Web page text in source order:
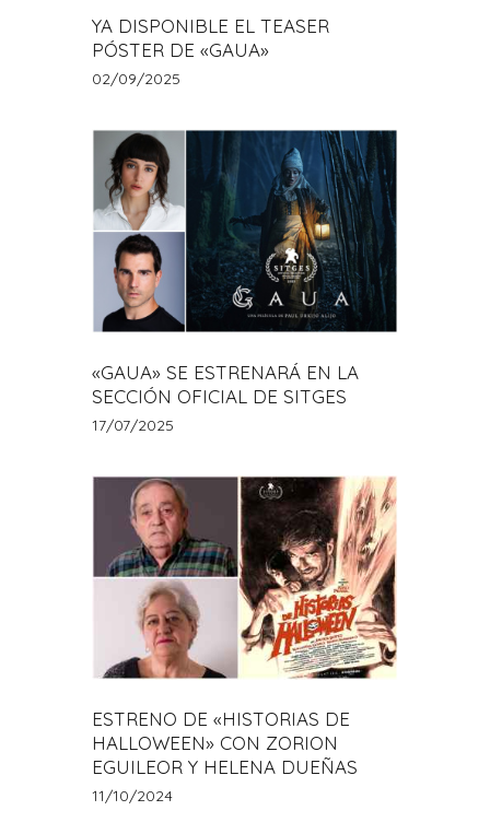
YA DISPONIBLE EL TEASER
PÓSTER DE «GAUA»
02/09/2025
«GAUA» SE ESTRENARÁ EN LA
SECCIÓN OFICIAL DE SITGES
17/07/2025
ESTRENO DE «HISTORIAS DE
HALLOWEEN» CON ZORION
EGUILEOR Y HELENA DUEÑAS
11/10/2024